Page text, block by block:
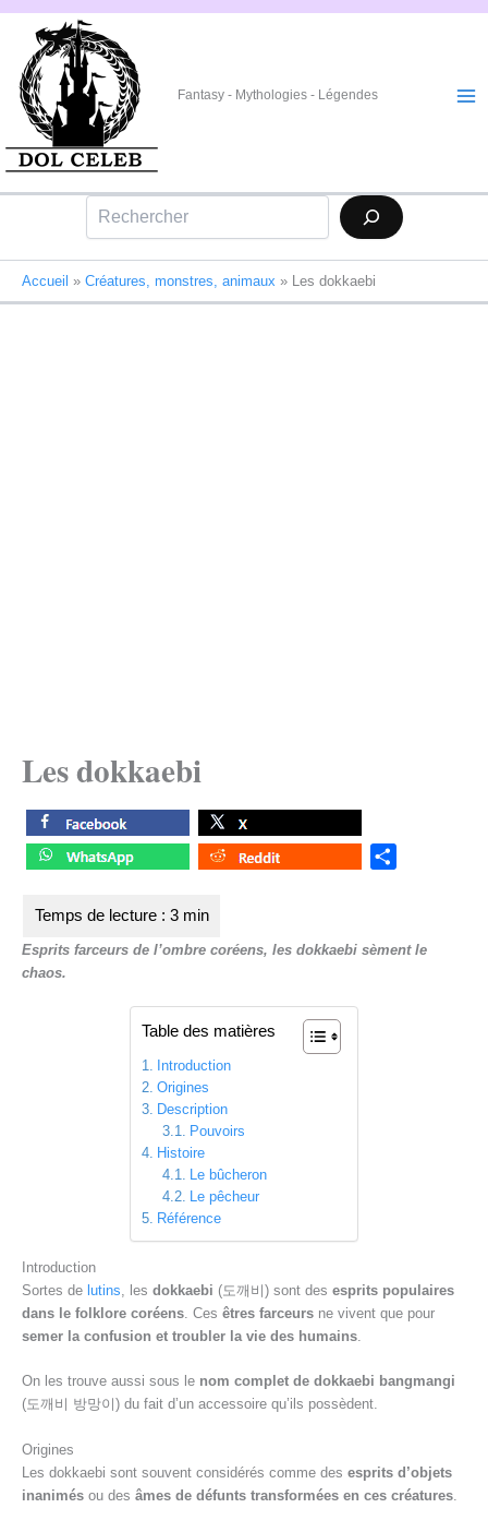
Aller
contenu
Fantasy - Mythologies - Légendes
Rechercher
Accueil » Créatures, monstres, animaux » Les dokkaebi
Les dokkaebi
e
Esprits farceurs de l’ombre coréens, les dokkaebi sèment le
chaos.
Table des matières
Introduction
Origines
Description
Pouvoirs
Histoire
Le bûcheron
Le pêcheur
Référence
Introduction
Sortes de lutins , les dokkaebi (도깨비) sont des esprits populaires
dans le folklore coréens . Ces êtres farceurs ne vivent que pour
semer la confusion et troubler la vie des humains
On les trouve aussi sous le nom complet de dokkaebi bangmangi
(도깨비 방망이) du fait d’un accessoire qu’ils possèdent.
Origines
Les dokkaebi sont souvent considérés comme des esprits d’objets
inanimés ou des âmes de défunts transformées en ces créatures